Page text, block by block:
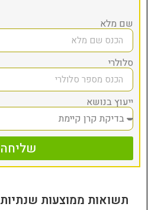
שם מלא
סלולרי
ייעוץ בנושא
שליחה
תשואות ממוצעות שנתיות